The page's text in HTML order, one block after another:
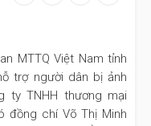
MTTQ Việt Nam tỉnh
trợ người dân bị ảnh
ty TNHH thương mại
đồng chí Võ Thị Minh